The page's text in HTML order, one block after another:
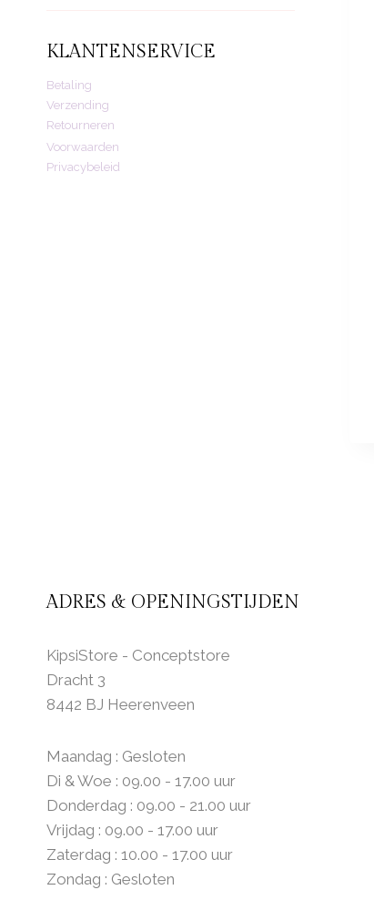
KLANTENSERVICE
Betaling
Verzending
Retourneren
Voorwaarden
Privacybeleid
ADRES & OPENINGSTIJDEN
KipsiStore - Conceptstore
Dracht 3
8442 BJ Heerenveen
Maandag : Gesloten
Di & Woe : 09.00 - 17.00 uur
Donderdag : 09.00 - 21.00 uur
Vrijdag : 09.00 - 17.00 uur
Zaterdag : 10.00 - 17.00 uur
Zondag : Gesloten